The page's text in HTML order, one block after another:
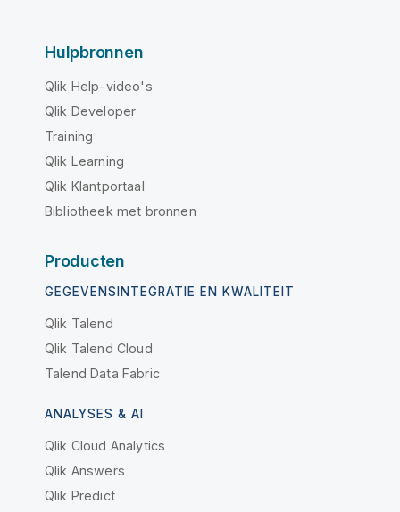
Hulpbronnen
Qlik Help-video's
Qlik Developer
Training
Qlik Learning
Qlik Klantportaal
Bibliotheek met bronnen
Producten
GEGEVENSINTEGRATIE EN KWALITEIT
Qlik Talend
Qlik Talend Cloud
Talend Data Fabric
ANALYSES & AI
Qlik Cloud Analytics
Qlik Answers
Qlik Predict